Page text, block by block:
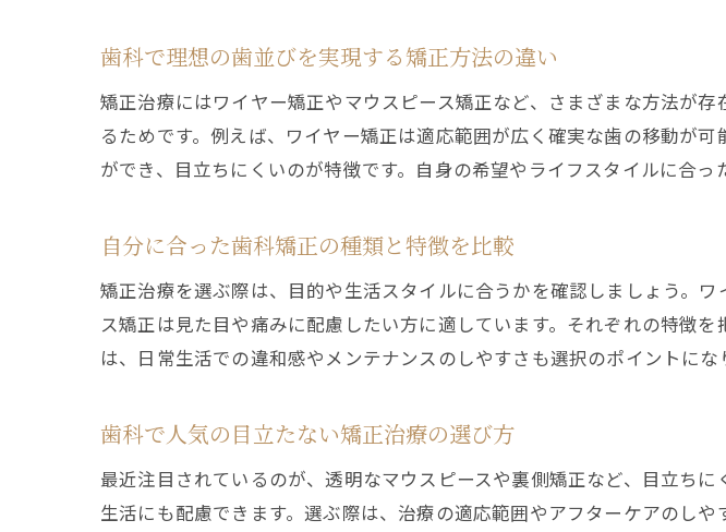
治療実績が豊富な
歯科矯正の口コミ
信頼できる歯科と
歯科で矯正後も安
歯科矯正後の定期
歯科で長期的にサ
歯科で理想の歯並びを実現する矯正方法の違い
矯正治療にはワイヤー矯正やマウスピース矯正など、さまざまな方法が
るためです。例えば、ワイヤー矯正は適応範囲が広く確実な歯の移動が
ができ、目立ちにくいのが特徴です。自身の希望やライフスタイルに合
自分に合った歯科矯正の種類と特徴を比較
矯正治療を選ぶ際は、目的や生活スタイルに合うかを確認しましょう。
ス矯正は見た目や痛みに配慮したい方に適しています。それぞれの特徴
は、日常生活での違和感やメンテナンスのしやすさも選択のポイントにな
歯科で人気の目立たない矯正治療の選び方
最近注目されているのが、透明なマウスピースや裏側矯正など、目立ち
生活にも配慮できます。選ぶ際は、治療の適応範囲やアフターケアのし